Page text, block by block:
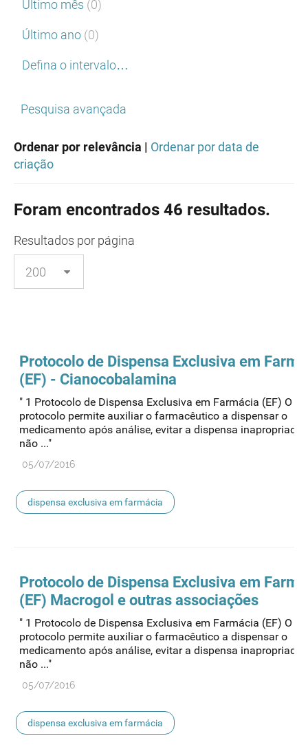
Último mês (0)
Último ano (0)
Defina o intervalo…
Pesquisa avançada
Ordenar por relevância | Ordenar por data de
criação
Foram encontrados 46 resultados.
Resultados por página
Protocolo de Dispensa Exclusiva em
(EF) - Cianocobalamina
" 1 Protocolo de Dispensa Exclusiva em Farmácia (EF) O
protocolo permite auxiliar o farmacêutico a dispensar o
medicamento após análise, evitar a dispensa inapropriada
não ..."
05/07/2016
dispensa exclusiva em farmácia
Protocolo de Dispensa Exclusiva em
(EF) Macrogol e outras associações
" 1 Protocolo de Dispensa Exclusiva em Farmácia (EF) O
protocolo permite auxiliar o farmacêutico a dispensar o
medicamento após análise, evitar a dispensa inapropriada
não ..."
05/07/2016
dispensa exclusiva em farmácia